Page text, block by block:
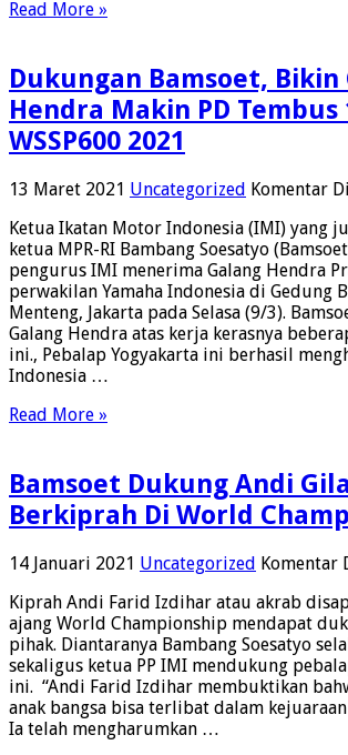
Read More »
Dukungan Bamsoet, Bikin
Hendra Makin PD Tembus
WSSP600 2021
13 Maret 2021 Uncategorized Komentar
Ketua Ikatan Motor Indonesia (IMI) yang
ketua MPR-RI Bambang Soesatyo
pengurus IMI menerima Galang Hendra
perwakilan Yamaha Indonesia di Gedung
Menteng, Jakarta pada Selasa (9/3).
Galang Hendra atas kerja kerasnya
ini., Pebalap Yogyakarta ini berhasil
Indonesia …
Read More »
Bamsoet Dukung Andi
Berkiprah Di World
14 Januari 2021 Uncategorized Komentar
Kiprah Andi Farid Izdihar atau akrab
ajang World Championship mendapat
pihak. Diantaranya Bambang Soesatyo
sekaligus ketua PP IMI mendukung
ini. “Andi Farid Izdihar membuktikan
anak bangsa bisa terlibat dalam
Ia telah mengharumkan …